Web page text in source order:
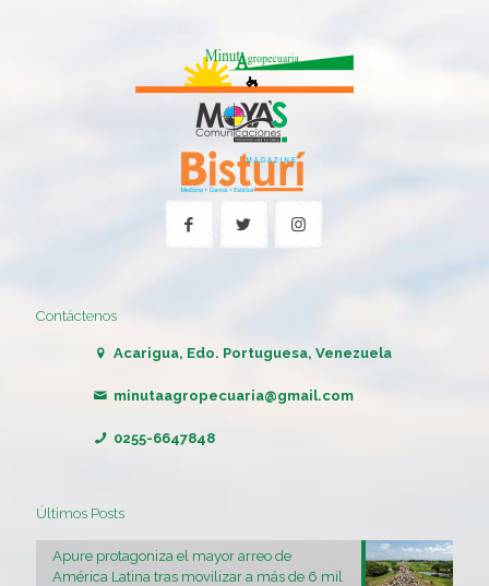
Contáctenos
Acarigua, Edo. Portuguesa, Venezuela
minutaagropecuaria@gmail.com
0255-6647848
Últimos Posts
Apure protagoniza el mayor arreo de
América Latina tras movilizar a más de 6 mil